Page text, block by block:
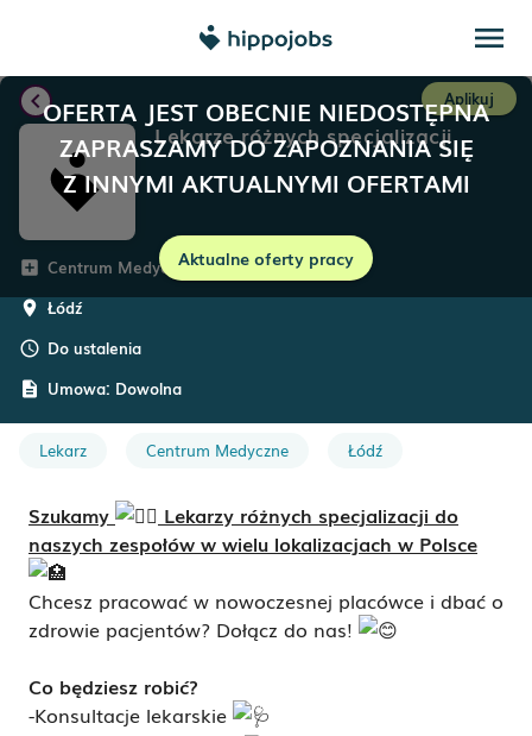
menu
OFERTA JEST OBECNIE NIEDOSTĘPNA
ZAPRASZAMY DO ZAPOZNANIA SIĘ
Z INNYMI AKTUALNYMI OFERTAMI
Aktualne oferty pracy
chevron_left Aplikuj
Lekarze różnych specjalizacji
add_box Centrum Medyczne PZU Zdrowie
room Łódź
schedule Do ustalenia
description Umowa: Dowolna
Lekarz Centrum Medyczne Łódź
Szukamy
Lekarzy różnych specjalizacji do
naszych zespołów w wielu lokalizacjach w Polsce
Chcesz pracować w nowoczesnej placówce i dbać o
zdrowie pacjentów? Dołącz do nas!
Co będziesz robić?
-Konsultacje lekarskie